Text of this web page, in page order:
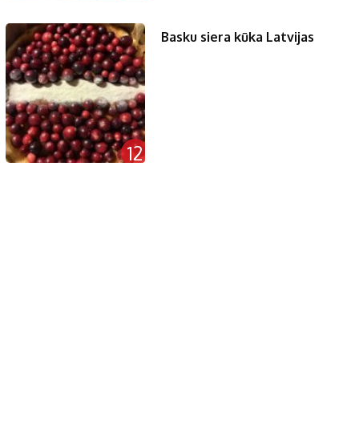
12
Basku siera kūka Latvijas